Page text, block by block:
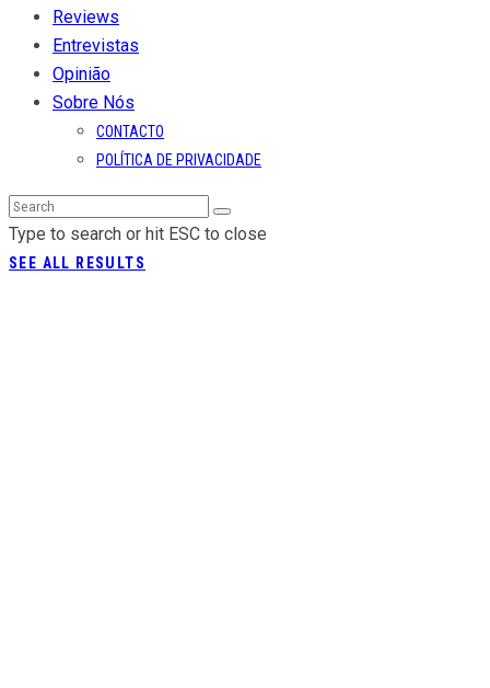
Reviews
Entrevistas
Opinião
Sobre Nós
CONTACTO
POLÍTICA DE PRIVACIDADE
Type to search or hit ESC to close
SEE ALL RESULTS